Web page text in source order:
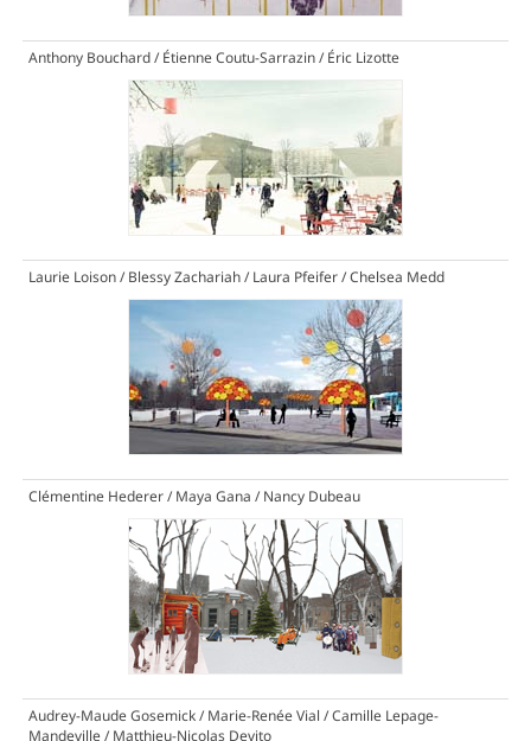
Anthony Bouchard / Étienne Coutu-Sarrazin / Éric Lizotte
Laurie Loison / Blessy Zachariah / Laura Pfeifer / Chelsea Medd
Clémentine Hederer / Maya Gana / Nancy Dubeau
Audrey-Maude Gosemick / Marie-Renée Vial / Camille Lepage-
Mandeville / Matthieu-Nicolas Devito